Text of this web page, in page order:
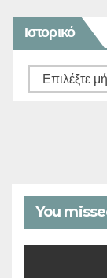
Ιστορικό
Ιστορικό
You